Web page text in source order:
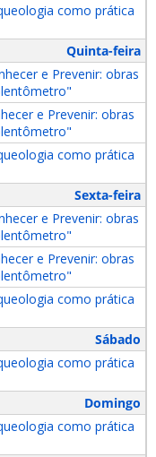
como prática
Quinta-feira
e Prevenir: obras
e Prevenir: obras
como prática
Sexta-feira
e Prevenir: obras
e Prevenir: obras
como prática
Sábado
como prática
Domingo
como prática